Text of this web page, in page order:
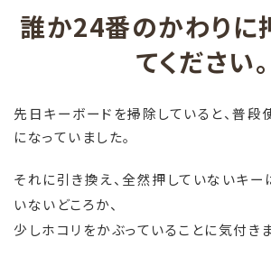
誰か24番のかわりに
てください。
先日キーボードを掃除していると、普段
になっていました。
それに引き換え、全然押していないキー
いないどころか、
少しホコリをかぶっていることに気付き